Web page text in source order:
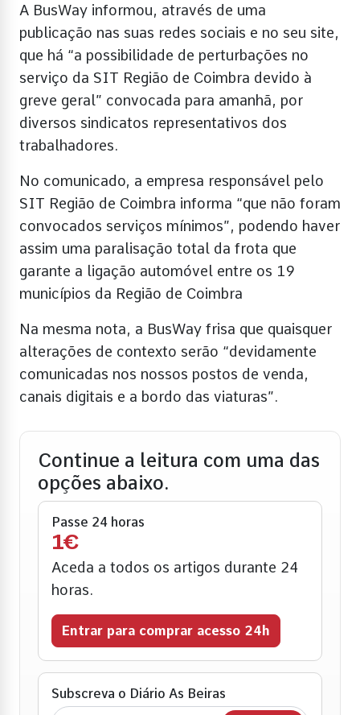
A BusWay informou, através de uma
publicação nas suas redes sociais e no seu site,
que há “a possibilidade de perturbações no
serviço da SIT Região de Coimbra devido à
greve geral” convocada para amanhã, por
diversos sindicatos representativos dos
trabalhadores.
No comunicado, a empresa responsável pelo
SIT Região de Coimbra informa “que não foram
convocados serviços mínimos”, podendo haver
assim uma paralisação total da frota que
garante a ligação automóvel entre os 19
municípios da Região de Coimbra
Na mesma nota, a BusWay frisa que quaisquer
alterações de contexto serão “devidamente
comunicadas nos nossos postos de venda,
canais digitais e a bordo das viaturas”.
Continue a leitura com uma das
opções abaixo.
Passe 24 horas
1€
Aceda a todos os artigos durante 24
horas.
Entrar para comprar acesso 24h
Subscreva o Diário As Beiras